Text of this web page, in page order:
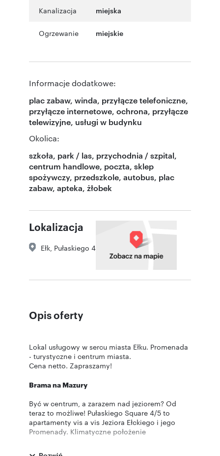
Kanalizacja miejska
Ogrzewanie miejskie
Informacje dodatkowe:
plac zabaw, winda, przyłącze telefoniczne,
przyłącze internetowe, ochrona, przyłącze
telewizyjne, usługi w budynku
Okolica:
szkoła, park / las, przychodnia / szpital,
centrum handlowe, poczta, sklep
spożywczy, przedszkole, autobus, plac
zabaw, apteka, żłobek
Lokalizacja
Ełk Pułaskiego 4
Opis oferty
Lokal usługowy w sercu miasta Ełku. Promenada
- turystyczne i centrum miasta.
Cena netto. Zapraszamy!
Brama na Mazury
Być w centrum, a zarazem nad jeziorem? Od
teraz to możliwe! Pułaskiego Square 4/5 to
apartamenty vis a vis Jeziora Ełckiego i jego
Promenady. Klimatyczne położenie